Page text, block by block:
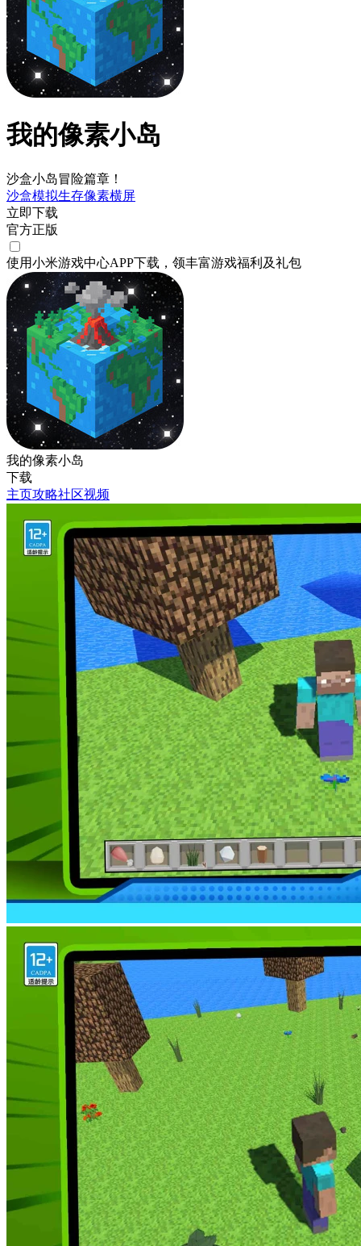
我的像素小岛
沙盒小岛冒险篇章！
沙盒模拟生存像素横屏
立即下载
官方正版
使用小米游戏中心APP下载 ，领丰富游戏福利 及礼包
我的像素小岛
下载
主页攻略社区视频